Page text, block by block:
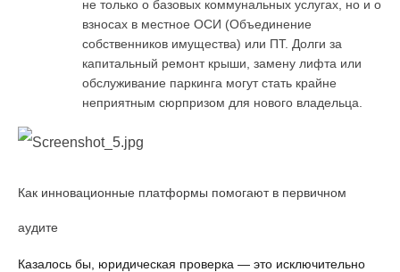
не только о базовых коммунальных услугах, но и о
взносах в местное ОСИ (Объединение
собственников имущества) или ПТ. Долги за
капитальный ремонт крыши, замену лифта или
обслуживание паркинга могут стать крайне
неприятным сюрпризом для нового владельца.
Как инновационные платформы помогают в первичном
аудите
Казалось бы, юридическая проверка — это исключительно